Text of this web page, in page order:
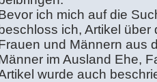
ich mich auf die
beschloss ich, Artikel
und Männern aus
im Ausland Ehe,
wurde auch